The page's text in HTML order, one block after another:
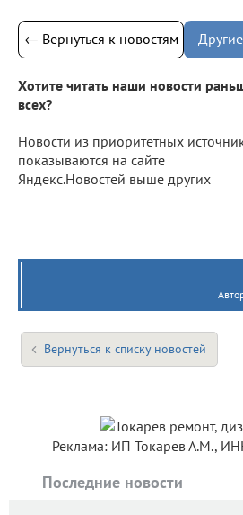
← Вернуться к новостям
Хотите читать наши новости
всех?
Новости из приоритетных
показываются на сайте
Яндекс.Новостей выше других
Вернуться к списку новостей
Реклама: ИП Токарев А.М.,
Последние новости